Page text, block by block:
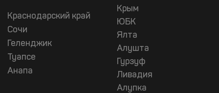
Краснодарский край
Сочи
Геленджик
Туапсе
Анапа
Крым
ЮБК
Ялта
Алушта
Гурзуф
Ливадия
Алупка